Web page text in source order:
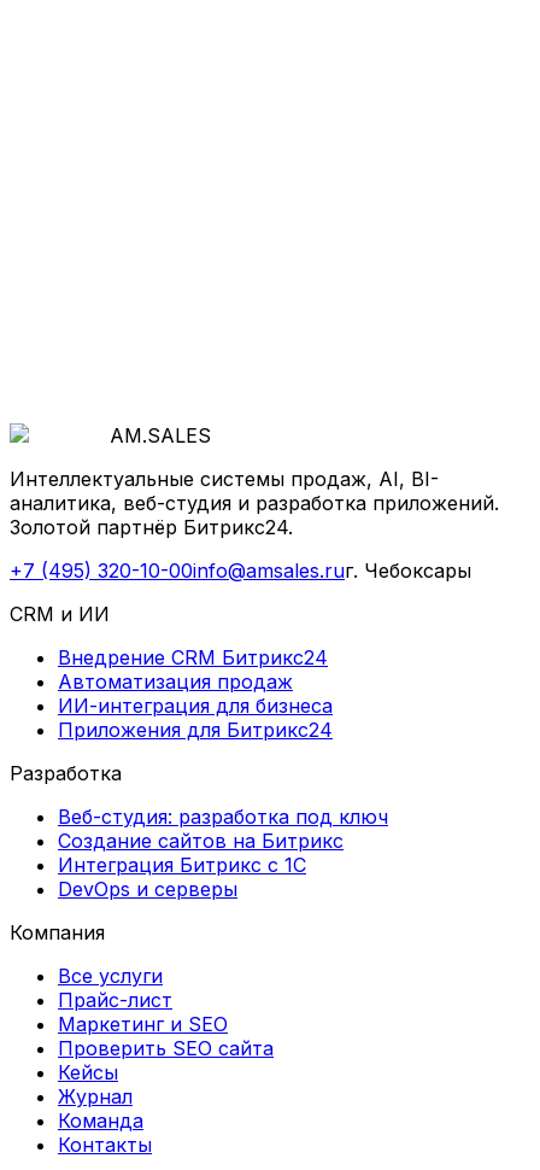
Рассчитать стоимость
AM.SALES
Интеллектуальные системы продаж, AI, BI-
аналитика, веб-студия и разработка приложений.
Золотой партнёр Битрикс24.
+7 (495) 320-10-00info@amsales.ruг. Чебоксары
CRM и ИИ
Внедрение CRM Битрикс24
Автоматизация продаж
ИИ-интеграция для бизнеса
Приложения для Битрикс24
Разработка
Веб-студия: разработка под ключ
Создание сайтов на Битрикс
Интеграция Битрикс с 1С
DevOps и серверы
Компания
Все услуги
Прайс-лист
Маркетинг и SEO
Проверить SEO сайта
Кейсы
Журнал
Команда
Контакты